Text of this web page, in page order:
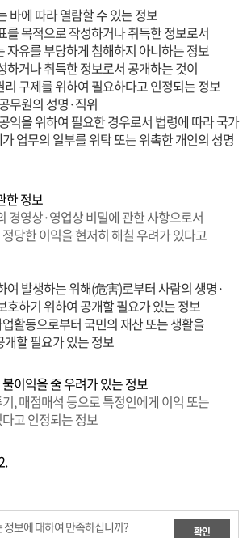
바에 따라 열람할 수 있는 정보
를 목적으로 작성하거나 취득한 정보로서
자유를 부당하게 침해하지 아니하는 정보
하거나 취득한 정보로서 공개하는 것이
구제를 위하여 필요하다고 인정되는 정보
무원의 성명·직위
익을 위하여 필요한 경우로서 법령에 따라 국가
업무의 일부를 위탁 또는 위촉한 개인의 성명
한 정보
경영상·영업상 비밀에 관한 사항으로서
당한 이익을 현저히 해칠 우려가 있다고
여 발생하는 위해(危害)로부터 사람의 생명·
호하기 위하여 공개할 필요가 있는 정보
활동으로부터 국민의 재산 또는 생활을
할 필요가 있는 정보
이익을 줄 우려가 있는 정보
, 매점매석 등으로 특정인에게 이익 또는
고 인정되는 정보
정보에 대하여 만족하십니까? 확인